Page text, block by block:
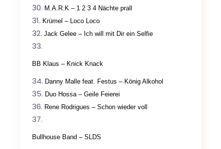
M.A.R.K – 1 2 3 4 Nächte prall
Krümel – Loco Loco
Jack Gelee – Ich will mit Dir ein Selfie
BB Klaus – Knick Knack
Danny Malle feat. Festus – König Alkohol
Duo Hossa – Geile Feierei
Rene Rodrigues – Schon wieder voll
Bullhouse Band – SLDS